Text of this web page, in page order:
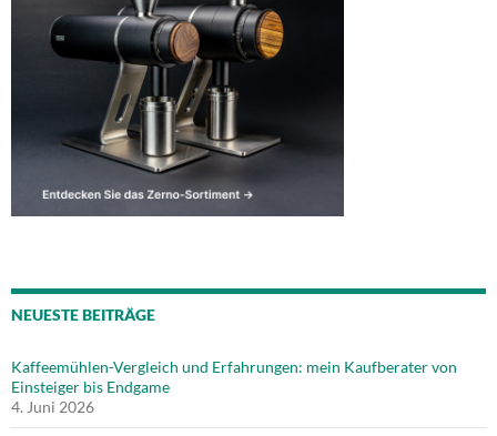
NEUESTE BEITRÄGE
Kaffeemühlen-Vergleich und Erfahrungen: mein Kaufberater von
Einsteiger bis Endgame
4. Juni 2026